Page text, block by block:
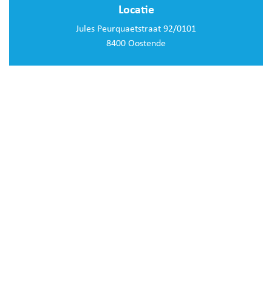
Locatie
Jules Peurquaetstraat 92/0101
8400 Oostende